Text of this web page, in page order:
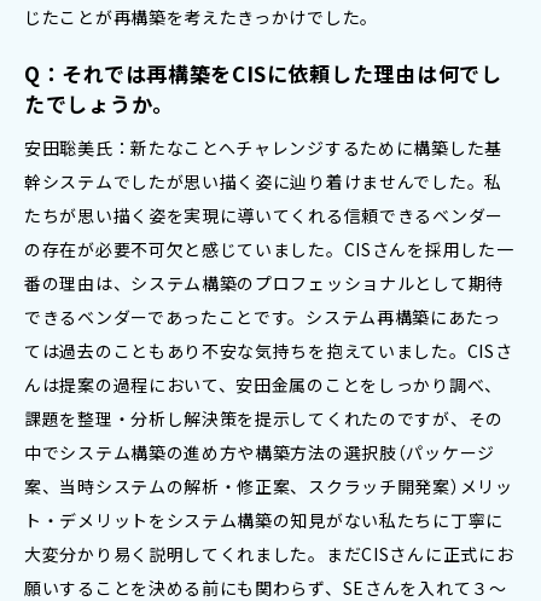
じたことが再構築を考えたきっかけでした。
Q：それでは再構築をCISに依頼した理由は何でし
たでしょうか。
安田聡美氏：新たなことへチャレンジするために構築した基
幹システムでしたが思い描く姿に辿り着けませんでした。私
たちが思い描く姿を実現に導いてくれる信頼できるベンダー
の存在が必要不可欠と感じていました。CISさんを採用した一
番の理由は、システム構築のプロフェッショナルとして期待
できるベンダーであったことです。システム再構築にあたっ
ては過去のこともあり不安な気持ちを抱えていました。CISさ
んは提案の過程において、安田金属のことをしっかり調べ、
課題を整理・分析し解決策を提示してくれたのですが、その
中でシステム構築の進め方や構築方法の選択肢（パッケージ
案、当時システムの解析・修正案、スクラッチ開発案）メリッ
ト・デメリットをシステム構築の知見がない私たちに丁寧に
大変分かり易く説明してくれました。まだCISさんに正式にお
願いすることを決める前にも関わらず、SEさんを入れて３～